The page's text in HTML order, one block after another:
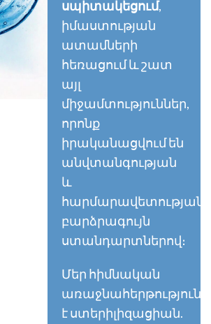
սպիտակեցում,
իմաստության
ատամների
հեռացում և շատ
այլ
միջամտություններ,
որոնք
իրականացվում են
անվտանգության
և
հարմարավետության
բարձրագույն
ստանդարտներով։
Մեր հիմնական
է ստերիլիզացիան.